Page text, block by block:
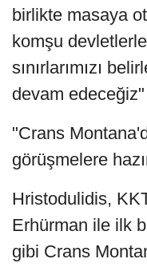
birlikte masaya
komşu
sınırlarımızı
devam
"Crans
görüşmelere
Hristodulidis,
Erhürman ile ilk
gibi Crans